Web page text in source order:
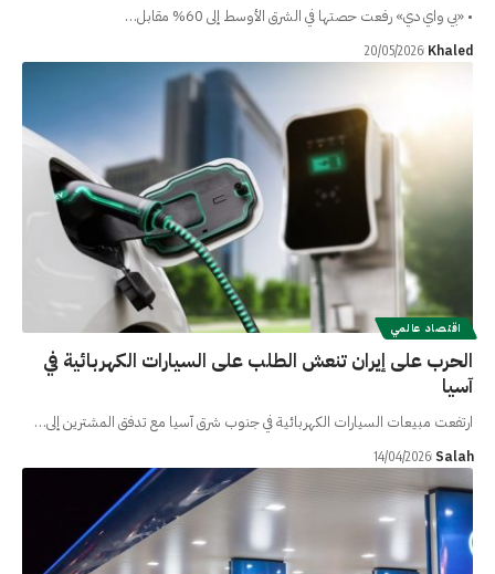
• «بي واي دي» رفعت حصتها في الشرق الأوسط إلى 60% مقابل…
Khaled
20/05/2026
اقتصاد عالمي
الحرب على إيران تنعش الطلب على السيارات الكهربائية في
آسيا
ارتفعت مبيعات السيارات الكهربائية في جنوب شرق آسيا مع تدفق المشترين إلى…
Salah
14/04/2026